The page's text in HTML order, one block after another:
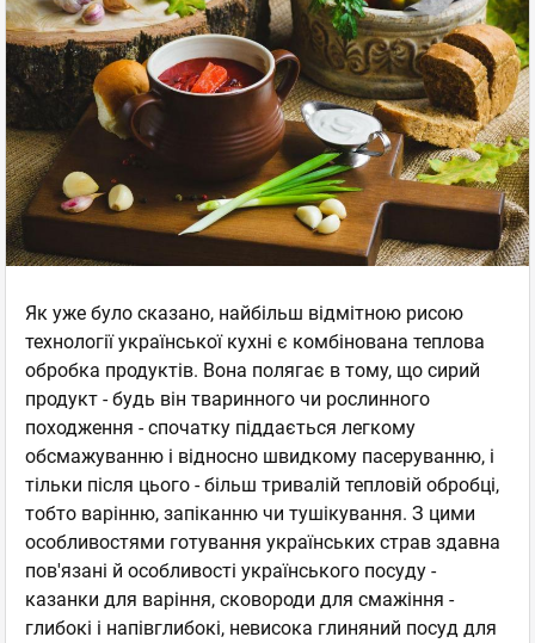
Як уже було сказано, найбільш відмітною рисою
технології української кухні є комбінована теплова
обробка продуктів. Вона полягає в тому, що сирий
продукт - будь він тваринного чи рослинного
походження - спочатку піддається легкому
обсмажуванню і відносно швидкому пасеруванню, і
тільки після цього - більш тривалій тепловій обробці,
тобто варінню, запіканню чи тушікування. З цими
особливостями готування українських страв здавна
пов'язані й особливості українського посуду -
казанки для варіння, сковороди для смажіння -
глибокі і напівглибокі, невисока глиняний посуд для